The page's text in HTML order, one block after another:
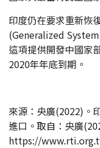
印度仍在要求重新恢
(Generalized
這項提供開發中國家
2020年年底到期。
來源：央廣(2022)。
進口。取自：央廣
https://